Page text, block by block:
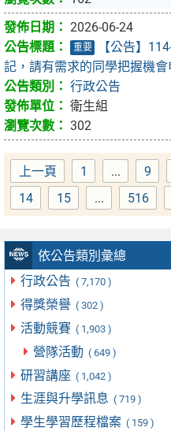
依公告類別彙總
行政公告 ( 7,170 )
得獎榮譽 ( 302 )
活動競賽 ( 1,903 )
營隊活動 ( 649 )
研習講座 ( 1,042 )
生涯與升學訊息 ( 719 )
學生學習歷程檔案 ( 159 )
2026-06-24
重要
【公告】
記，請有需求的同學把握機會
行政公告
衛生組
302
上一頁 Page
1 ... 9
Page
14 Page
15 ... Page
516